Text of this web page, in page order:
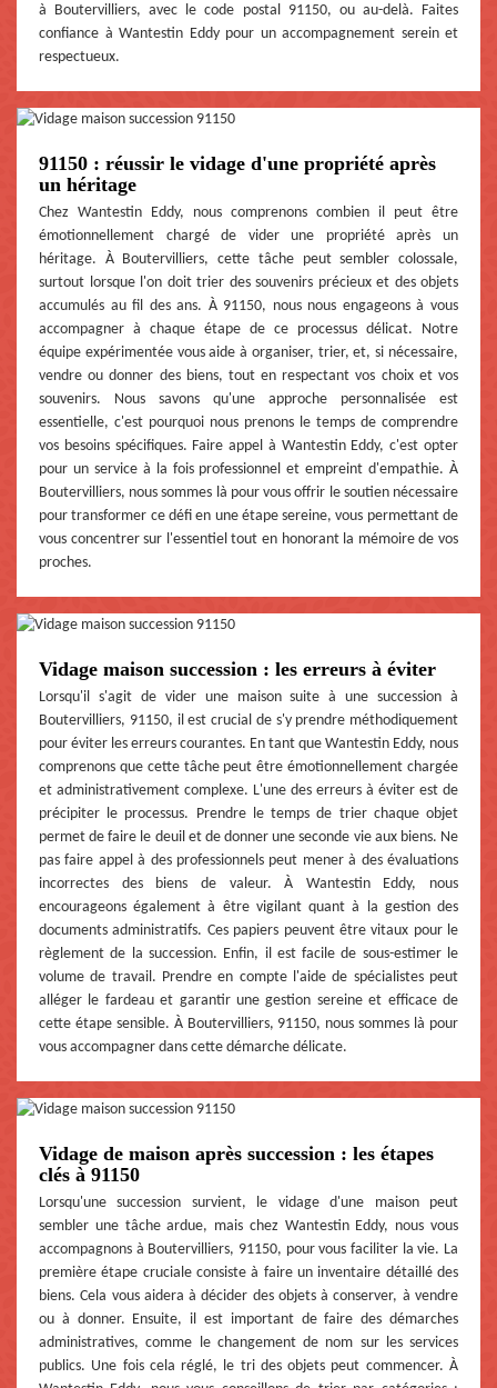
à Boutervilliers, avec le code postal 91150, ou au-delà. Faites
confiance à Wantestin Eddy pour un accompagnement serein et
respectueux.
91150 : réussir le vidage d'une propriété après
un héritage
Chez Wantestin Eddy, nous comprenons combien il peut être
émotionnellement chargé de vider une propriété après un
héritage. À Boutervilliers, cette tâche peut sembler colossale,
surtout lorsque l'on doit trier des souvenirs précieux et des objets
accumulés au fil des ans. À 91150, nous nous engageons à vous
accompagner à chaque étape de ce processus délicat. Notre
équipe expérimentée vous aide à organiser, trier, et, si nécessaire,
vendre ou donner des biens, tout en respectant vos choix et vos
souvenirs. Nous savons qu'une approche personnalisée est
essentielle, c'est pourquoi nous prenons le temps de comprendre
vos besoins spécifiques. Faire appel à Wantestin Eddy, c'est opter
pour un service à la fois professionnel et empreint d'empathie. À
Boutervilliers, nous sommes là pour vous offrir le soutien nécessaire
pour transformer ce défi en une étape sereine, vous permettant de
vous concentrer sur l'essentiel tout en honorant la mémoire de vos
proches.
Vidage maison succession : les erreurs à éviter
Lorsqu'il s'agit de vider une maison suite à une succession à
Boutervilliers, 91150, il est crucial de s'y prendre méthodiquement
pour éviter les erreurs courantes. En tant que Wantestin Eddy, nous
comprenons que cette tâche peut être émotionnellement chargée
et administrativement complexe. L'une des erreurs à éviter est de
précipiter le processus. Prendre le temps de trier chaque objet
permet de faire le deuil et de donner une seconde vie aux biens. Ne
pas faire appel à des professionnels peut mener à des évaluations
incorrectes des biens de valeur. À Wantestin Eddy, nous
encourageons également à être vigilant quant à la gestion des
documents administratifs. Ces papiers peuvent être vitaux pour le
règlement de la succession. Enfin, il est facile de sous-estimer le
volume de travail. Prendre en compte l'aide de spécialistes peut
alléger le fardeau et garantir une gestion sereine et efficace de
cette étape sensible. À Boutervilliers, 91150, nous sommes là pour
vous accompagner dans cette démarche délicate.
Vidage de maison après succession : les étapes
clés à 91150
Lorsqu'une succession survient, le vidage d'une maison peut
sembler une tâche ardue, mais chez Wantestin Eddy, nous vous
accompagnons à Boutervilliers, 91150, pour vous faciliter la vie. La
première étape cruciale consiste à faire un inventaire détaillé des
biens. Cela vous aidera à décider des objets à conserver, à vendre
ou à donner. Ensuite, il est important de faire des démarches
administratives, comme le changement de nom sur les services
publics. Une fois cela réglé, le tri des objets peut commencer. À